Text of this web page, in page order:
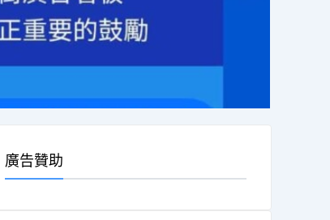
廣告贊助